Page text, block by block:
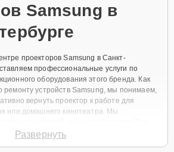
Samsung в
проекторов Samsung в Санкт-
профессиональные услуги по
оборудования этого бренда. Как
ремонту устройств Samsung, мы понимаем,
вернуть проектор к работе для
или домашнего кинотеатра. Мы
LSP9T и Samsung SP-LSP7T, где часто
Развернуть